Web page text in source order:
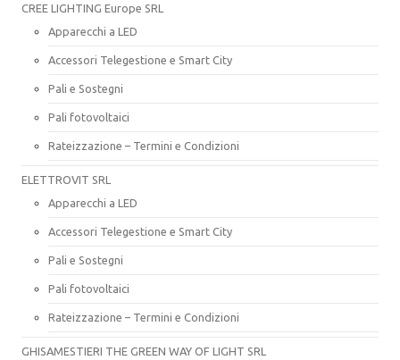
CREE LIGHTING Europe SRL
Apparecchi a LED
Accessori Telegestione e Smart City
Pali e Sostegni
Pali fotovoltaici
Rateizzazione – Termini e Condizioni
ELETTROVIT SRL
Apparecchi a LED
Accessori Telegestione e Smart City
Pali e Sostegni
Pali fotovoltaici
Rateizzazione – Termini e Condizioni
GHISAMESTIERI THE GREEN WAY OF LIGHT SRL